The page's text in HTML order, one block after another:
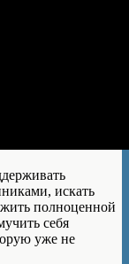
искать
полноценной
себя
уже не